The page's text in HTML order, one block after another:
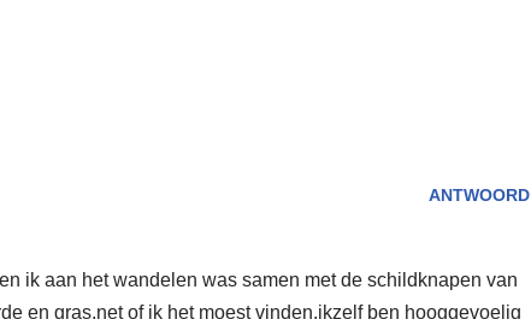
ANTWOORD
ik aan het wandelen was samen met de schildknapen van
en gras,net of ik het moest vinden.ikzelf ben hooggevoelig